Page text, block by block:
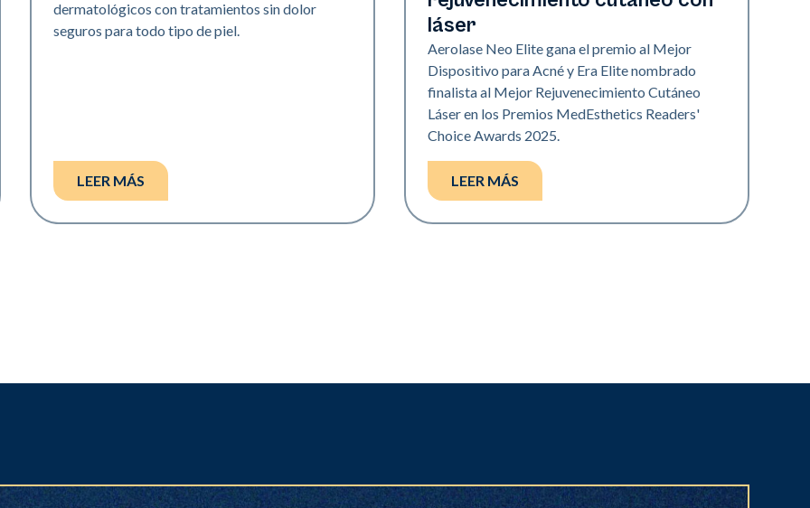
dermatológicos con tratamientos sin dolor
seguros para todo tipo de piel.
LEER MÁS
láser
Aerolase Neo Elite gana el premio al Mejor
Dispositivo para Acné y Era Elite nombrado
finalista al Mejor Rejuvenecimiento Cutáneo
Láser en los Premios MedEsthetics Readers'
Choice Awards 2025.
LEER MÁS